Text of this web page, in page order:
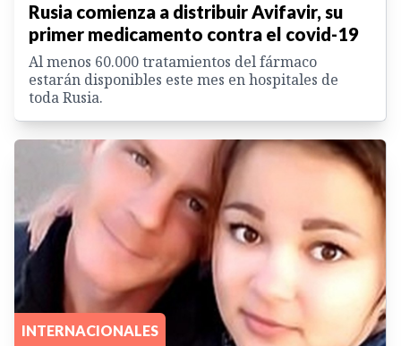
Rusia comienza a distribuir Avifavir, su
primer medicamento contra el covid-19
Al menos 60.000 tratamientos del fármaco
estarán disponibles este mes en hospitales de
toda Rusia.
INTERNACIONALES